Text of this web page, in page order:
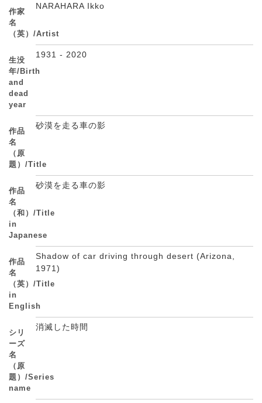
作家
名
（英）/Artist
NARAHARA Ikko
生没
年/Birth
and
dead
year
1931 - 2020
作品
名
（原
題）/Title
砂漠を走る車の影
作品
名
（和）/Title
in
Japanese
砂漠を走る車の影
作品
名
（英）/Title
in
English
Shadow of car driving through desert (Arizona,
1971)
シリ
ーズ
名
（原
題）/Series
name
消滅した時間